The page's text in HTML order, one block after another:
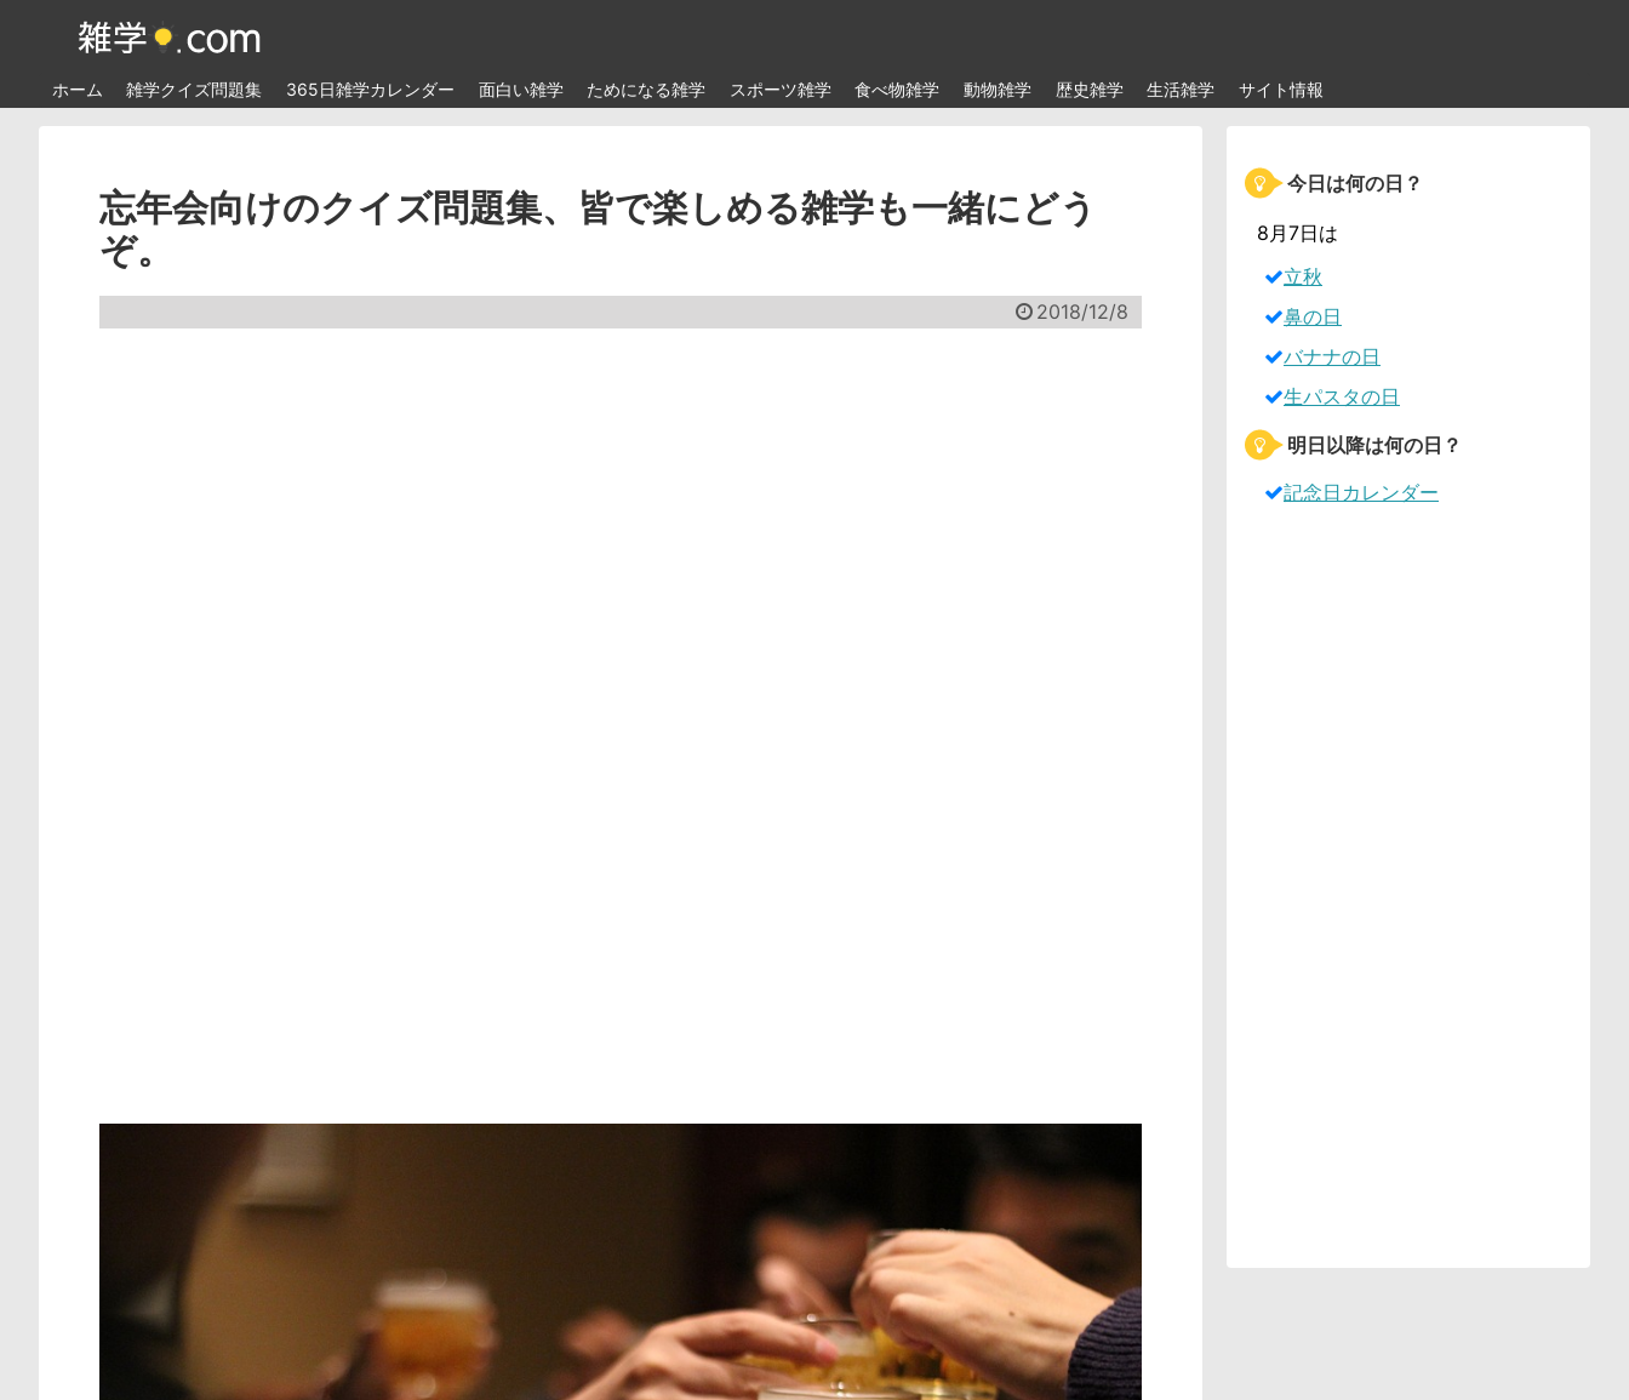
ホーム 雑学クイズ問題集 365日雑学カレンダー 面白い雑学 ためになる雑学 スポーツ雑学 食べ物雑学 動物雑学 歴史雑学 生活雑学 サイト情報
忘年会向けのクイズ問題集、皆で楽しめる雑学も一緒にどう
ぞ。
2018/12/8
今日は何の日？
8月7日は
立秋
鼻の日
バナナの日
生パスタの日
明日以降は何の日？
記念日カレンダー